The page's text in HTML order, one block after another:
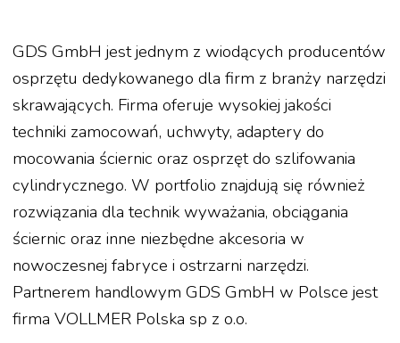
GDS GmbH jest jednym z wiodących producentów
osprzętu dedykowanego dla firm z branży narzędzi
skrawających. Firma oferuje wysokiej jakości
techniki zamocowań, uchwyty, adaptery do
mocowania ściernic oraz osprzęt do szlifowania
cylindrycznego. W portfolio znajdują się również
rozwiązania dla technik wyważania, obciągania
ściernic oraz inne niezbędne akcesoria w
nowoczesnej fabryce i ostrzarni narzędzi.
Partnerem handlowym GDS GmbH w Polsce jest
firma VOLLMER Polska sp z o.o.